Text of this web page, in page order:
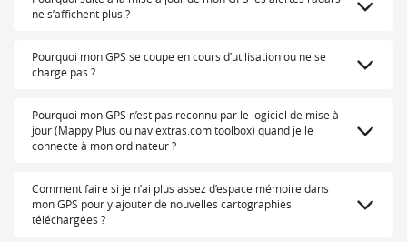
ne s’affichent plus ?
Pourquoi mon GPS se coupe en cours d’utilisation ou ne se
charge pas ?
Pourquoi mon GPS n’est pas reconnu par le logiciel de mise à
jour (Mappy Plus ou naviextras.com toolbox) quand je le
connecte à mon ordinateur ?
Comment faire si je n’ai plus assez d’espace mémoire dans
mon GPS pour y ajouter de nouvelles cartographies
téléchargées ?